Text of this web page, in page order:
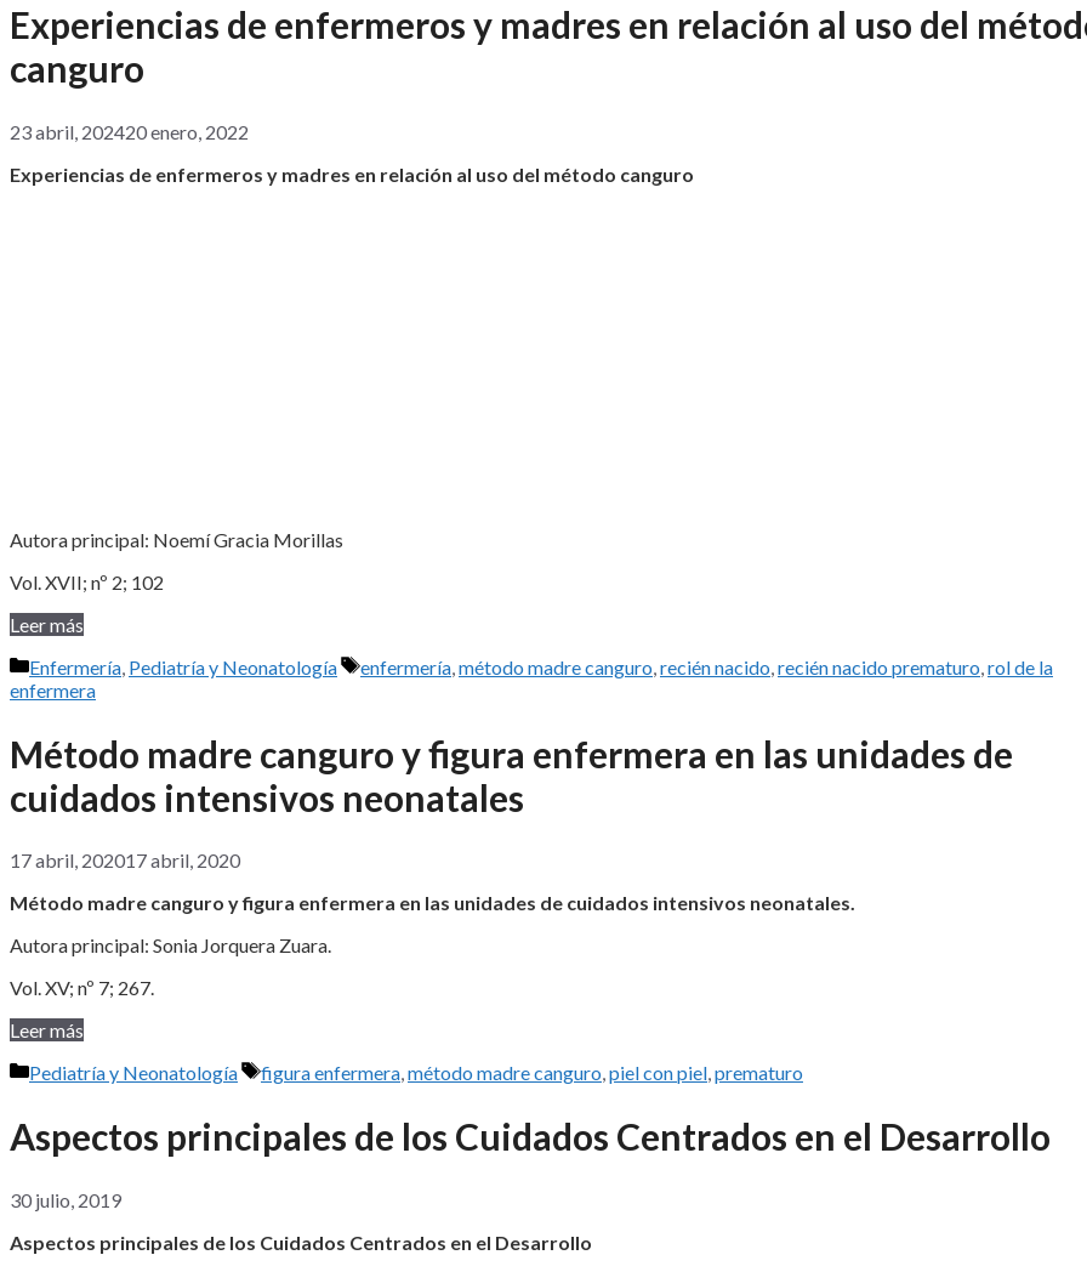
Experiencias de enfermeros y madres en relación al uso del
canguro
23 abril, 202420 enero, 2022
Experiencias de enfermeros y madres en relación al uso del método canguro
Autora principal: Noemí Gracia Morillas
Vol. XVII; nº 2; 102
Leer más
Categorías
Enfermería Pediatría y Neonatología Etiquetas
enfermería método madre canguro recién nacido recién nacido prematuro rol de la
enfermera
Método madre canguro y figura enfermera en las unidades de
cuidados intensivos neonatales
17 abril, 202017 abril, 2020
Método madre canguro y figura enfermera en las unidades de cuidados intensivos neonatales.
Autora principal: Sonia Jorquera Zuara.
Vol. XV; nº 7; 267.
Leer más
Categorías
Pediatría y Neonatología Etiquetas
figura enfermera,método madre canguro,piel con piel,prematuro
Aspectos principales de los Cuidados Centrados en el Desarrollo
30 julio, 2019
Aspectos principales de los Cuidados Centrados en el Desarrollo